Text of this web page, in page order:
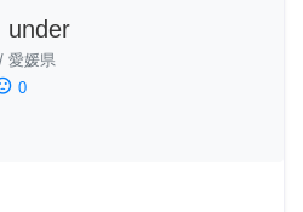
under
/ 愛媛県
0